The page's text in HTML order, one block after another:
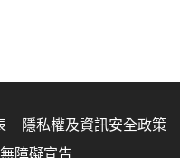
隱私權及資訊安全政策
無障礙宣告